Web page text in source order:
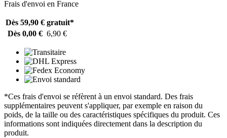
Frais d'envoi en France
Dès 59,90 € gratuit*
Dès 0,00 € 6,90 €
*Ces frais d'envoi se réfèrent à un envoi standard. Des frais
supplémentaires peuvent s'appliquer, par exemple en raison du
poids, de la taille ou des caractéristiques spécifiques du produit. Ces
informations sont indiquées directement dans la description du
produit.